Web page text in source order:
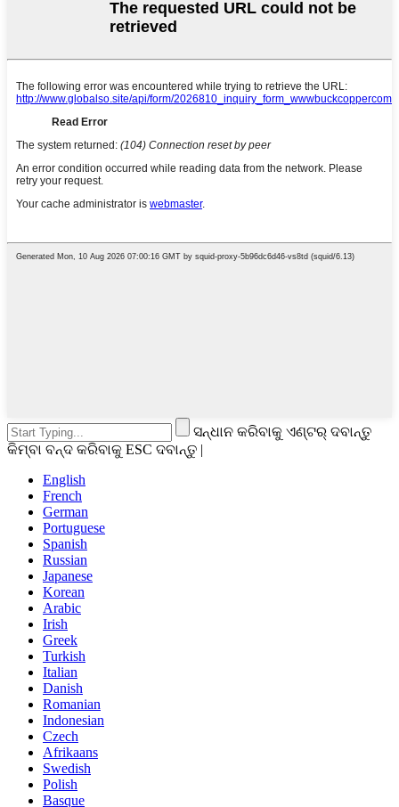
ସନ୍ଧାନ କରିବାକୁ ଏଣ୍ଟର୍ ଦବାନ୍ତୁ
କିମ୍ବା ବନ୍ଦ କରିବାକୁ ESC ଦବାନ୍ତୁ |
English
French
German
Portuguese
Spanish
Russian
Japanese
Korean
Arabic
Irish
Greek
Turkish
Italian
Danish
Romanian
Indonesian
Czech
Afrikaans
Swedish
Polish
Basque